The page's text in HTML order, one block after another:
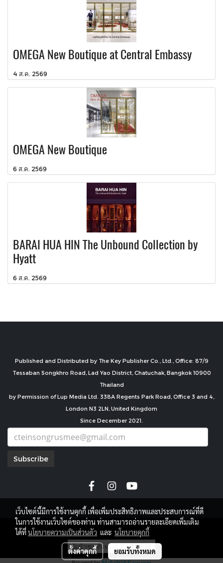
OMEGA New Boutique at Central Embassy
4 ส.ค. 2569
OMEGA New Boutique
6 ส.ค. 2569
BARAI HUA HIN The Unbound Collection by
Hyatt
6 ส.ค. 2569
Published and Distributed by The Key Publisher Co., Ltd., Office: 87/9
Tessaban Songkhro Road, Lad Yao District, Chatuchak, Bangkok 10900
Thailand
by Permission of Lup Media Ltd. 338A Regents Park Road, Office 3 and 4,
London N3 2LN, United Kingdom
Since December 2021.
Subscribe
copyright by
ผู้เข้าชมวันนี้
1,635
เว็บไซต์นี้มีการใช้งานคุกกี้ เพื่อเพิ่มประสิทธิภาพและประสบการณ์ที่ดี
ในการใช้งานเว็บไซต์ของท่าน ท่านสามารถอ่านรายละเอียดเพิ่มเติม
ได้ที่นโยบายความเป็นส่วนตัว และ นโยบายคุกกี้
ตั้งค่าคุกกี้ ยอมรับทั้งหมด